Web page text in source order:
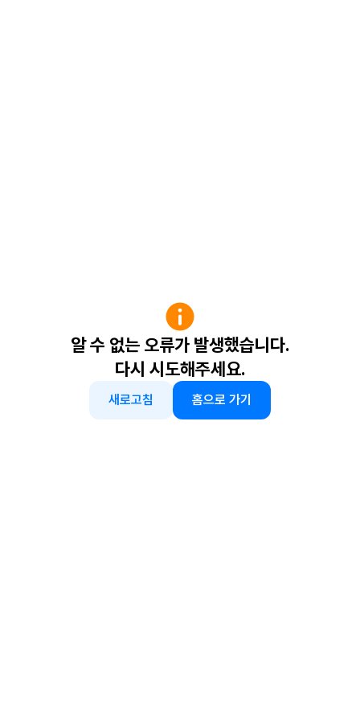
알 수 없는 오류가 발생했습니다.
다시 시도해주세요.
새로고침 홈으로 가기